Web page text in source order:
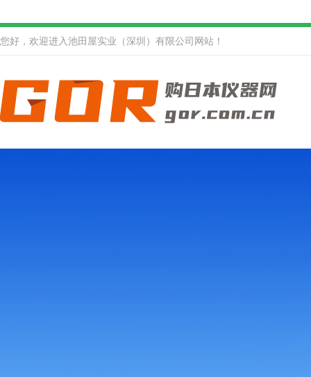
您好，欢迎进入池田屋实业（深圳）有限公司网站！